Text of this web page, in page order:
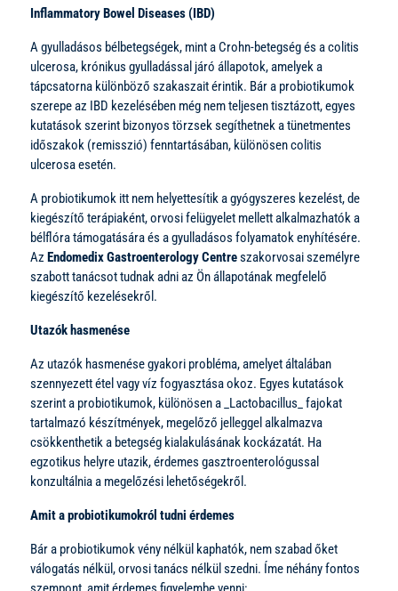
Inflammatory Bowel Diseases (IBD)
A gyulladásos bélbetegségek, mint a Crohn-betegség és a colitis
ulcerosa, krónikus gyulladással járó állapotok, amelyek a
tápcsatorna különböző szakaszait érintik. Bár a probiotikumok
szerepe az IBD kezelésében még nem teljesen tisztázott, egyes
kutatások szerint bizonyos törzsek segíthetnek a tünetmentes
időszakok (remisszió) fenntartásában, különösen colitis
ulcerosa esetén.
A probiotikumok itt nem helyettesítik a gyógyszeres kezelést, de
kiegészítő terápiaként, orvosi felügyelet mellett alkalmazhatók a
bélflóra támogatására és a gyulladásos folyamatok enyhítésére.
Az Endomedix Gastroenterology Centreszakorvosai személyre
szabott tanácsot tudnak adni az Ön állapotának megfelelő
kiegészítő kezelésekről.
Utazók hasmenése
Az utazók hasmenése gyakori probléma, amelyet általában
szennyezett étel vagy víz fogyasztása okoz. Egyes kutatások
szerint a probiotikumok, különösen a _Lactobacillus_ fajokat
tartalmazó készítmények, megelőző jelleggel alkalmazva
csökkenthetik a betegség kialakulásának kockázatát. Ha
egzotikus helyre utazik, érdemes gasztroenterológussal
konzultálnia a megelőzési lehetőségekről.
Amit a probiotikumokról tudni érdemes
Bár a probiotikumok vény nélkül kaphatók, nem szabad őket
válogatás nélkül, orvosi tanács nélkül szedni. Íme néhány fontos